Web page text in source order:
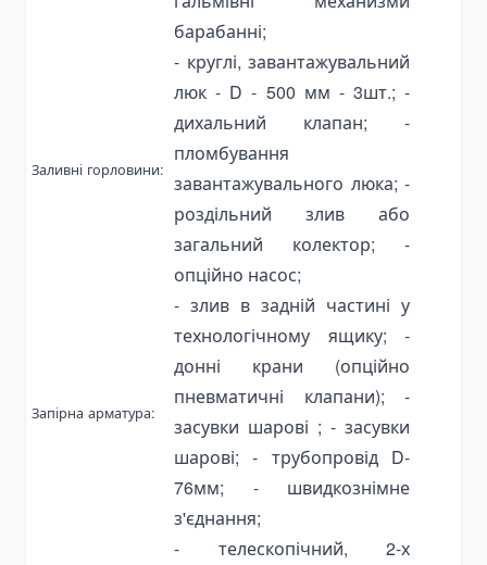
Automotive Tools and Equipment
Transmission Repair Tools
Suspension Repair Tools
Spring Compressors and Strut Tools
Tire Maintenance Tools
Grinding & Polishing Tools
Комплекты гидравлики
Гидроцилиндры подъема кузова
Комплектующие для гидроцилиндров
барабанні;
Заливні горловини:
- круглі, завантажувальний
люк - D - 500 мм -3шт.;-
дихальний клапан;-
пломбування
завантажувального люка;-
роздільний злив або
загальний колектор;-
опційно насос;
Запірна арматура:
- злив в задній частині у
технологічному ящику; -
донні крани (опційно
пневматичні клапани); -
засувки шарові ; - засувки
шарові; - трубопровід D-
76мм; - швидкознімне
з'єднання;
- телескопічний,2-х